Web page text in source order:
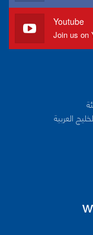
Youtube
Join us on
العربية